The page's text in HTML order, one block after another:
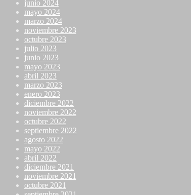
junio 2024
mayo 2024
marzo 2024
noviembre 2023
octubre 2023
julio 2023
junio 2023
mayo 2023
abril 2023
marzo 2023
enero 2023
diciembre 2022
noviembre 2022
octubre 2022
septiembre 2022
agosto 2022
mayo 2022
abril 2022
diciembre 2021
noviembre 2021
octubre 2021